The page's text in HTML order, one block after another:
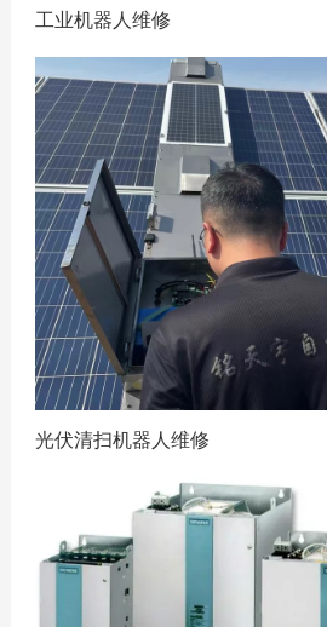
工业机器人维修
光伏清扫机器人维修